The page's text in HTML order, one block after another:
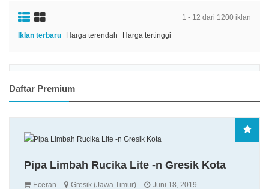
1 - 12 dari 1200 iklan
Iklan terbaru Harga terendah Harga tertinggi
Daftar Premium
Pipa Limbah Rucika Lite -n Gresik Kota
Eceran Gresik (Jawa Timur) Juni 18, 2019